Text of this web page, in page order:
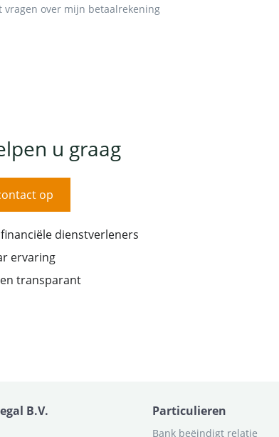
vragen over mijn betaalrekening
u graag
op
dienstverleners
ervaring
transparant
B.V. Particulieren
Bank beëindigt relatie